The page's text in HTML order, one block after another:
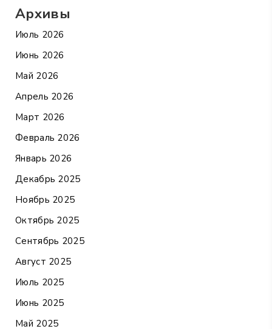
Архивы
Июль 2026
Июнь 2026
Май 2026
Апрель 2026
Март 2026
Февраль 2026
Январь 2026
Декабрь 2025
Ноябрь 2025
Октябрь 2025
Сентябрь 2025
Август 2025
Июль 2025
Июнь 2025
Май 2025